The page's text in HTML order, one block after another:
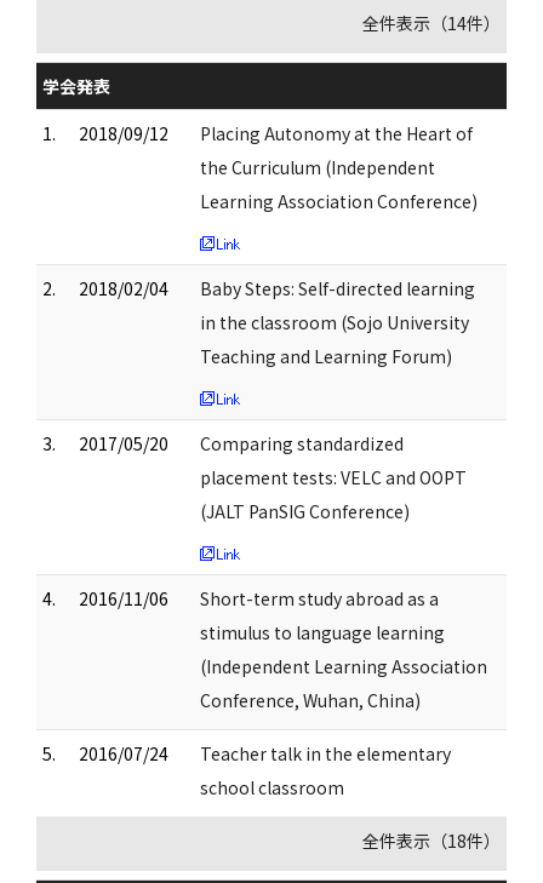
全件表示（14件）
学会発表
1.
2018/09/12
Placing Autonomy at the Heart of
the Curriculum (Independent
Learning Association Conference)
2. 2018/02/04
Baby Steps: Self-directed learning
in the classroom (Sojo University
Teaching and Learning Forum)
3. 2017/05/20
Comparing standardized
placement tests: VELC and OOPT
(JALT PanSIG Conference)
4. 2016/11/06
Short-term study abroad as a
stimulus to language learning
(Independent Learning Association
Conference, Wuhan, China)
5. 2016/07/24
Teacher talk in the elementary
school classroom
全件表示（18件）